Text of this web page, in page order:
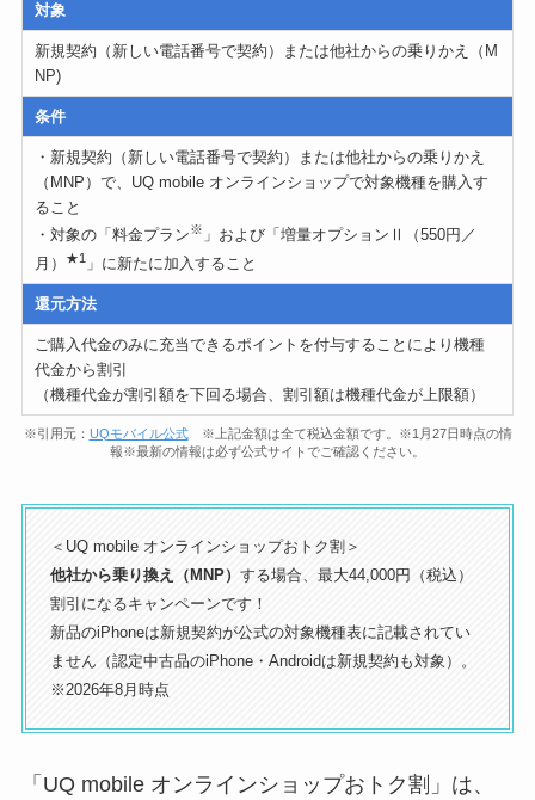
対象
新規契約（新しい電話番号で契約）または他社からの乗りかえ（M
NP)
条件
・新規契約（新しい電話番号で契約）または他社からの乗りかえ
（MNP）で、UQ mobile オンラインショップで対象機種を購入す
ること
・対象の「料金プラン※ 」および「増量オプションⅡ（550円／
月）
★1」に新たに加入すること
還元方法
ご購入代金のみに充当できるポイントを付与することにより機種
代金から割引
（機種代金が割引額を下回る場合、割引額は機種代金が上限額）
※引用元： UQモバイル公式※上記金額は全て税込金額です。※1月27日時点の情
報※最新の情報は必ず公式サイトでご確認ください。
＜UQ mobile オンラインショップおトク割＞
他社から乗り換え（MNP）する場合、最大44,000円（税込）
割引になるキャンペーンです！
新品のiPhoneは新規契約が公式の対象機種表に記載されてい
ません（認定中古品のiPhone・Androidは新規契約も対象）。
※2026年8月時点
「UQ mobile オンラインショップおトク割」は、